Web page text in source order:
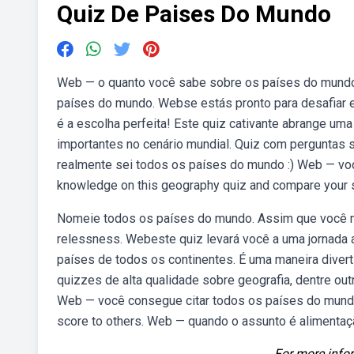
Quiz De Paises Do Mundo
Web — o quanto você sabe sobre os países do
países do mundo. Webse estás pronto para
é a escolha perfeita! Este quiz cativante abrange
importantes no cenário mundial. Quiz com
realmente sei todos os países do mundo :) Web —
knowledge on this geography quiz and compare
Nomeie todos os países do mundo. Assim que você
relessness. Webeste quiz levará você a uma
países de todos os continentes. É uma maneira
quizzes de alta qualidade sobre geografia, dentre
Web — você consegue citar todos os países do
score to others. Web — quando o assunto é